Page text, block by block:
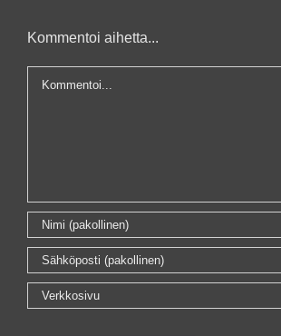
Kommentoi aihetta...